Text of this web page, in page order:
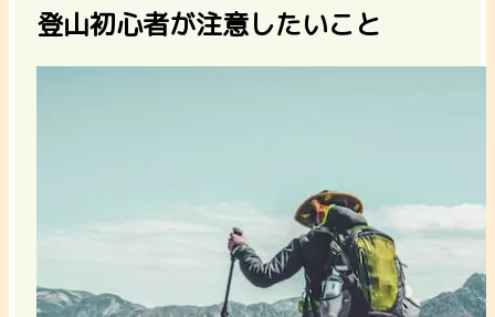
登山初心者が注意したいこと